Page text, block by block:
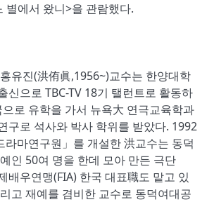
별에서 왔니>을 관람했다.
유진(洪侑眞,1956~)교수는 한양대학
신으로 TBC-TV 18기 탤런트로 활동하
로 유학을 가서 뉴욕大 연극교육학과
구로 석사와 박사 학위를 받았다. 1992
라마연구원」를 개설한 洪교수는 동덕
인 50여 명을 한데 모아 만든 극단
배우연맹(FIA) 한국 대표職도 맡고 있
고 재예를 겸비한 교수로 동덕여대공